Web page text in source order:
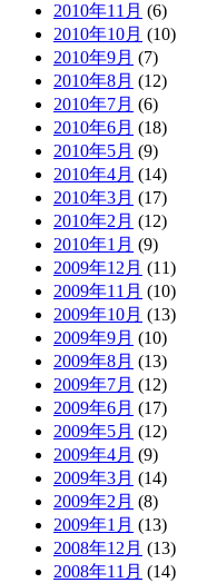
2010年11月 (6)
2010年10月 (10)
2010年9月 (7)
2010年8月 (12)
2010年7月 (6)
2010年6月 (18)
2010年5月 (9)
2010年4月 (14)
2010年3月 (17)
2010年2月 (12)
2010年1月 (9)
2009年12月 (11)
2009年11月 (10)
2009年10月 (13)
2009年9月 (10)
2009年8月 (13)
2009年7月 (12)
2009年6月 (17)
2009年5月 (12)
2009年4月 (9)
2009年3月 (14)
2009年2月 (8)
2009年1月 (13)
2008年12月 (13)
2008年11月 (14)